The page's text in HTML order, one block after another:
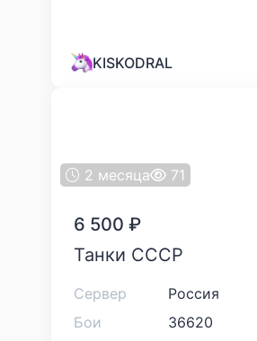
KISKODRAL
2 месяца 71
6 500 ₽
Танки СССР
Сервер
Россия
Бои
36620